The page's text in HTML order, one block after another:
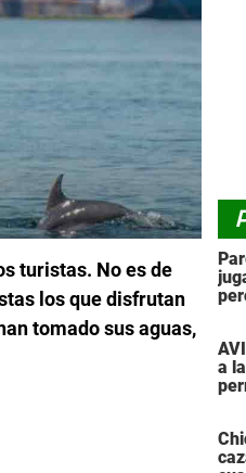
turistas. No es de
los que disfrutan
tomado sus aguas,
a